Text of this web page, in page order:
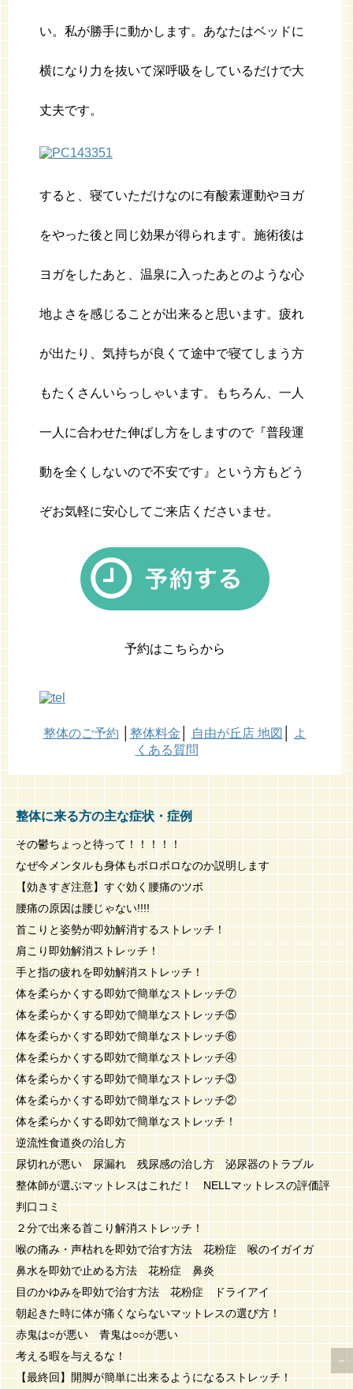
い。私が勝手に動かします。あなたはベッドに
横になり力を抜いて深呼吸をしているだけで大
丈夫です。
すると、寝ていただけなのに有酸素運動やヨガ
をやった後と同じ効果が得られます。施術後は
ヨガをしたあと、温泉に入ったあとのような心
地よさを感じることが出来ると思います。疲れ
が出たり、気持ちが良くて途中で寝てしまう方
もたくさんいらっしゃいます。もちろん、一人
一人に合わせた伸ばし方をしますので『普段運
動を全くしないので不安です』という方もどう
ぞお気軽に安心してご来店くださいませ。
予約はこちらから
整体のご予約 整体料金 自由が丘店 地図
よ
くある質問
整体に来る方の主な症状・症例
その鬱ちょっと待って！！！！！
なぜ今メンタルも身体もボロボロなのか説明します
【効きすぎ注意】すぐ効く腰痛のツボ
腰痛の原因は腰じゃない!!!!
首こりと姿勢が即効解消するストレッチ！
肩こり即効解消ストレッチ！
手と指の疲れを即効解消ストレッチ！
体を柔らかくする即効で簡単なストレッチ⑦
体を柔らかくする即効で簡単なストレッチ⑤
体を柔らかくする即効で簡単なストレッチ⑥
体を柔らかくする即効で簡単なストレッチ④
体を柔らかくする即効で簡単なストレッチ③
体を柔らかくする即効で簡単なストレッチ②
体を柔らかくする即効で簡単なストレッチ！
逆流性食道炎の治し方
尿切れが悪い 尿漏れ 残尿感の治し方 泌尿器のトラブル
整体師が選ぶマットレスはこれだ！ NELLマットレスの評価評
判口コミ
２分で出来る首こり解消ストレッチ！
喉の痛み・声枯れを即効で治す方法 花粉症 喉のイガイガ
鼻水を即効で止める方法 花粉症 鼻炎
目のかゆみを即効で治す方法 花粉症 ドライアイ
朝起きた時に体が痛くならないマットレスの選び方！
赤鬼は○が悪い 青鬼は○○が悪い
考える暇を与えるな！
【最終回】開脚が簡単に出来るようになるストレッチ！